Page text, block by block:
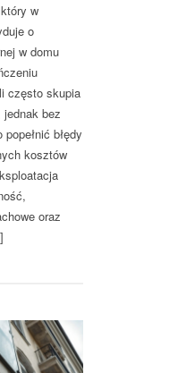
w
o
w domu
często skupia
bez
błędy
kosztów
oraz